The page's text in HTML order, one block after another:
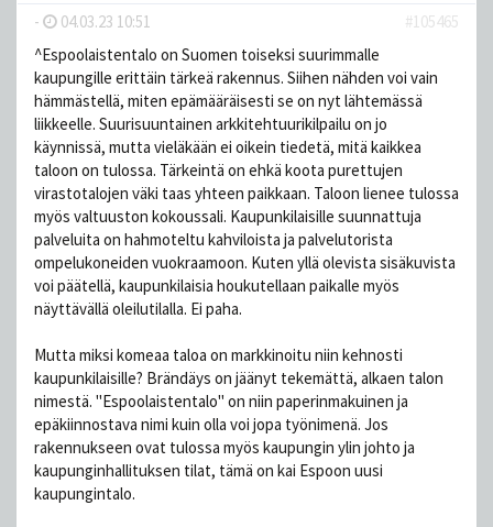
- 04.03.23 10:51
#105465
^Espoolaistentalo on Suomen toiseksi suurimmalle
kaupungille erittäin tärkeä rakennus. Siihen nähden voi vain
hämmästellä, miten epämääräisesti se on nyt lähtemässä
liikkeelle. Suurisuuntainen arkkitehtuurikilpailu on jo
käynnissä, mutta vieläkään ei oikein tiedetä, mitä kaikkea
taloon on tulossa. Tärkeintä on ehkä koota purettujen
virastotalojen väki taas yhteen paikkaan. Taloon lienee tulossa
myös valtuuston kokoussali. Kaupunkilaisille suunnattuja
palveluita on hahmoteltu kahviloista ja palvelutorista
ompelukoneiden vuokraamoon. Kuten yllä olevista sisäkuvista
voi päätellä, kaupunkilaisia houkutellaan paikalle myös
näyttävällä oleilutilalla. Ei paha.
Mutta miksi komeaa taloa on markkinoitu niin kehnosti
kaupunkilaisille? Brändäys on jäänyt tekemättä, alkaen talon
nimestä. "Espoolaistentalo" on niin paperinmakuinen ja
epäkiinnostava nimi kuin olla voi jopa työnimenä. Jos
rakennukseen ovat tulossa myös kaupungin ylin johto ja
kaupunginhallituksen tilat, tämä on kai Espoon uusi
kaupungintalo.